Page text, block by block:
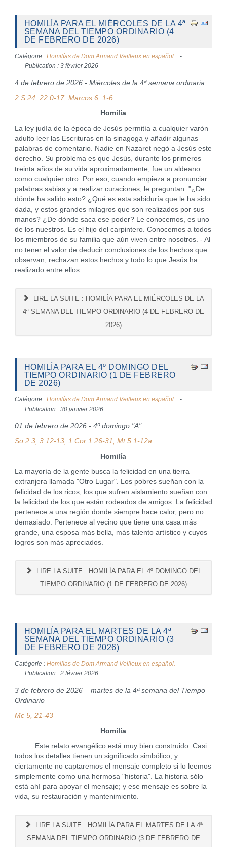
HOMILÍA PARA EL MIÉRCOLES DE LA 4ª
SEMANA DEL TIEMPO ORDINARIO (4
DE FEBRERO DE 2026)
Catégorie : Homilías de Dom Armand Veilleux en español.
Publication : 3 février 2026
4 de febrero de 2026 - Miércoles de la 4ª semana ordinaria
2 S 24, 22.0-17; Marcos 6, 1-6
Homilía
La ley judía de la época de Jesús permitía a cualquier varón
adulto leer las Escrituras en la sinagoga y añadir algunas
palabras de comentario. Nadie en Nazaret negó a Jesús este
derecho. Su problema es que Jesús, durante los primeros
treinta años de su vida aproximadamente, fue un aldeano
como cualquier otro. Por eso, cuando empieza a pronunciar
palabras sabias y a realizar curaciones, le preguntan: "¿De
dónde ha salido esto? ¿Qué es esta sabiduría que le ha sido
dada, y estos grandes milagros que son realizados por sus
manos? ¿De dónde saca ese poder? Le conocemos, es uno
de los nuestros. Es el hijo del carpintero. Conocemos a todos
los miembros de su familia que aún viven entre nosotros. - Al
no tener el valor de deducir conclusiones de los hechos que
observan, rechazan estos hechos y todo lo que Jesús ha
realizado entre ellos.
LIRE LA SUITE : HOMILÍA PARA EL MIÉRCOLES DE LA
4ª SEMANA DEL TIEMPO ORDINARIO (4 DE FEBRERO DE
2026)
HOMILÍA PARA EL 4º DOMINGO DEL
TIEMPO ORDINARIO (1 DE FEBRERO
DE 2026)
Catégorie : Homilías de Dom Armand Veilleux en español.
Publication : 30 janvier 2026
01 de febrero de 2026 - 4º domingo "A"
So 2:3; 3:12-13; 1 Cor 1:26-31; Mt 5:1-12a
Homilía
La mayoría de la gente busca la felicidad en una tierra
extranjera llamada "Otro Lugar". Los pobres sueñan con la
felicidad de los ricos, los que sufren aislamiento sueñan con
la felicidad de los que están rodeados de amigos. La felicidad
pertenece a una región donde siempre hace calor, pero no
demasiado. Pertenece al vecino que tiene una casa más
grande, una esposa más bella, más talento artístico y cuyos
logros son más apreciados.
LIRE LA SUITE : HOMILÍA PARA EL 4º DOMINGO DEL
TIEMPO ORDINARIO (1 DE FEBRERO DE 2026)
HOMILÍA PARA EL MARTES DE LA 4ª
SEMANA DEL TIEMPO ORDINARIO (3
DE FEBRERO DE 2026)
Catégorie : Homilías de Dom Armand Veilleux en español.
Publication : 2 février 2026
3 de febrero de 2026 – martes de la 4ª semana del Tiempo
Ordinario
Mc 5, 21-43
Homilía
Este relato evangélico está muy bien construido. Casi
todos los detalles tienen un significado simbólico, y
ciertamente no captaremos el mensaje completo si lo leemos
simplemente como una hermosa "historia". La historia sólo
está ahí para apoyar el mensaje; y ese mensaje es sobre la
vida, su restauración y mantenimiento.
LIRE LA SUITE : HOMILÍA PARA EL MARTES DE LA 4ª
SEMANA DEL TIEMPO ORDINARIO (3 DE FEBRERO DE